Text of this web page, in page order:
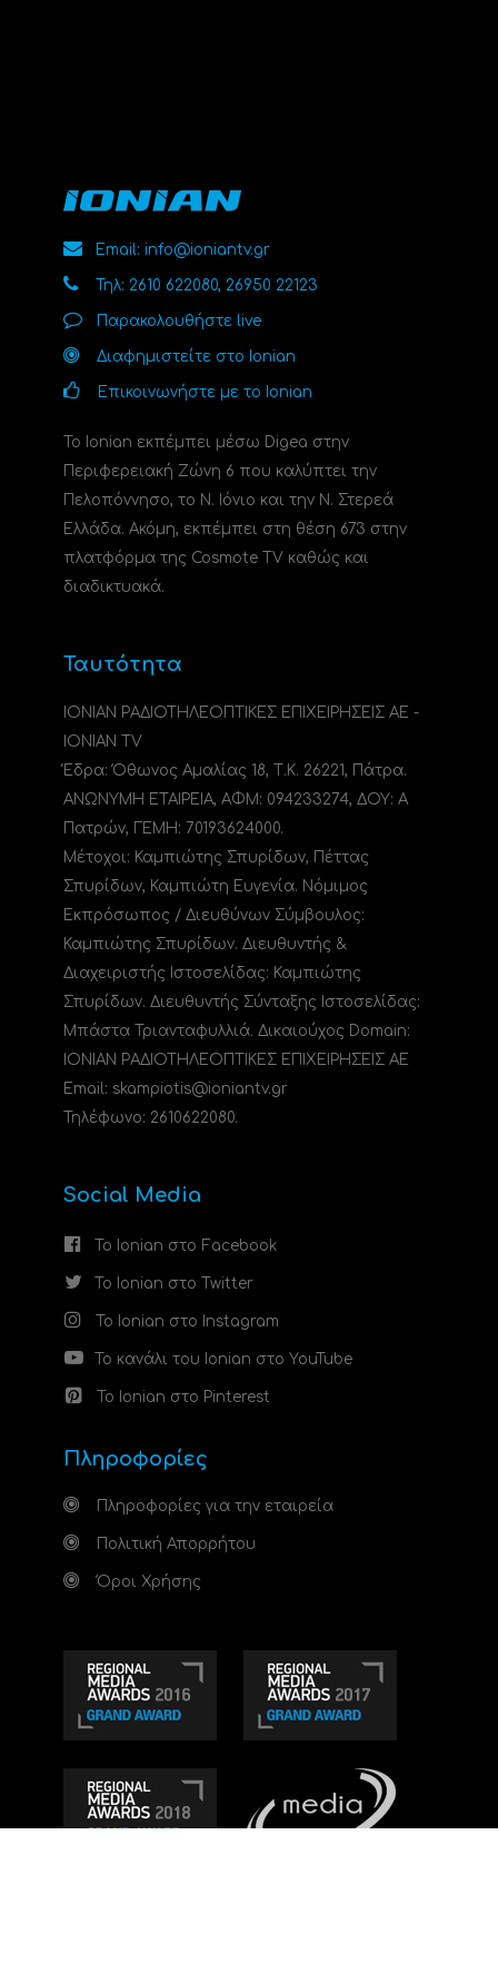
Email: info@ioniantv.gr
Τηλ: 2610 622080, 26950 22123
Παρακολουθήστε live
Διαφημιστείτε στο Ionian
Επικοινωνήστε με το Ionian
Το Ionian εκπέμπει μέσω Digea στην
Περιφερειακή Ζώνη 6 που καλύπτει την
Πελοπόννησο, το N. Ιόνιο και την Ν. Στερεά
Ελλάδα. Ακόμη, εκπέμπει στη θέση 673 στην
πλατφόρμα της Cosmote TV καθώς και
διαδικτυακά.
Ταυτότητα
ΙΟΝΙΑΝ ΡΑΔΙΟΤΗΛΕΟΠΤΙΚΕΣ ΕΠΙΧΕΙΡΗΣΕΙΣ ΑΕ -
IONIAN TV
Έδρα: Όθωνος Αμαλίας 18, Τ.Κ. 26221, Πάτρα.
ΑΝΩΝΥΜΗ ΕΤΑΙΡΕΙΑ, ΑΦΜ: 094233274, ΔΟΥ: A
Πατρών, ΓΕΜΗ: 70193624000.
Μέτοχοι: Καμπιώτης Σπυρίδων, Πέττας
Σπυρίδων, Καμπιώτη Ευγενία. Νόμιμος
Εκπρόσωπος / Διευθύνων Σύμβουλος:
Καμπιώτης Σπυρίδων. Διευθυντής &
Διαχειριστής Ιστοσελίδας: Καμπιώτης
Σπυρίδων. Διευθυντής Σύνταξης Ιστοσελίδας:
Μπάστα Τριανταφυλλιά. Δικαιούχος Domain:
ΙΟΝΙΑΝ ΡΑΔΙΟΤΗΛΕΟΠΤΙΚΕΣ ΕΠΙΧΕΙΡΗΣΕΙΣ ΑΕ
Email: skampiotis@ioniantv.gr
Τηλέφωνο: 2610622080.
Social Media
Το Ionian στο Facebook
Το Ionian στο Twitter
Το Ionian στο Instagram
Το κανάλι του Ionian στο YouTube
Το Ionian στο Pinterest
Πληροφορίες
Πληροφορίες για την εταιρεία
Πολιτική Απορρήτου
Όροι Χρήσης